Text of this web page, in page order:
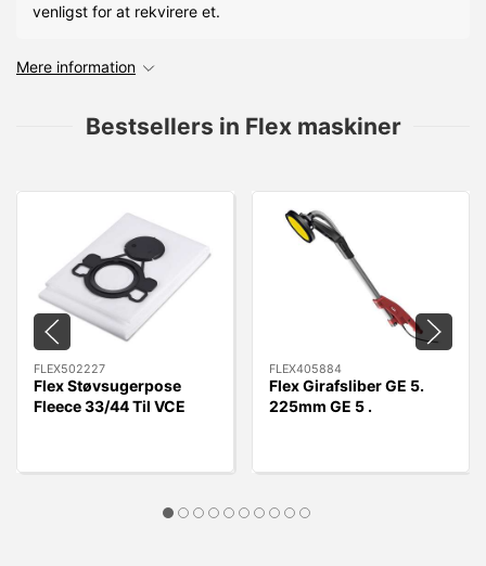
venligst for at rekvirere et.
Mere information
Bestsellers in Flex maskiner
FLEX502227
Flex Støvsugerpose
Fleece 33/44 Til VCE
FLEX405884
Flex Girafsliber GE 5.
225mm GE 5 .